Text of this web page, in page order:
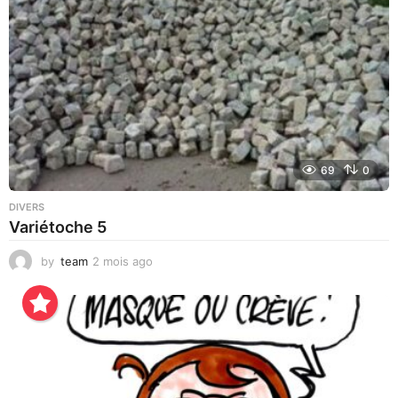
o
69 0
DIVERS
Variétoche 5
by team 2 mois ago
e
m
a
i
n
e